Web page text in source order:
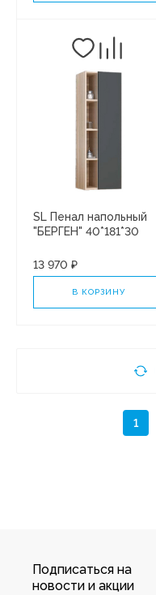
SL Пенал напольный
"БЕРГЕН" 40*181*30
13 970 ₽
В КОРЗИНУ
1
Подписаться на
новости и акции